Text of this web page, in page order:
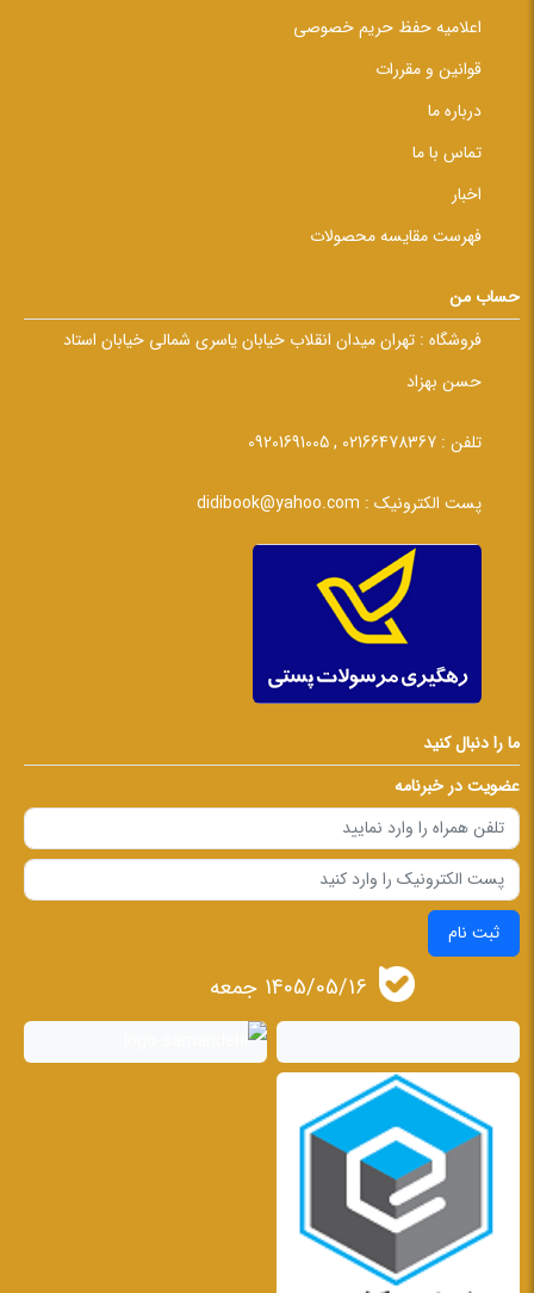
اعلامیه حفظ حریم خصوصی
قوانین و مقررات
درباره ما
تماس با ما
اخبار
فهرست مقایسه محصولات
حساب من
فروشگاه : تهران میدان انقلاب خیابان یاسری شمالی خیابان استاد
حسن بهزاد
تلفن : 02166478367 , 09201691005
پست الکترونیک : didibook@yahoo.com
ما را دنبال کنید
عضویت در خبرنامه
ثبت نام
1405/05/16 جمعه